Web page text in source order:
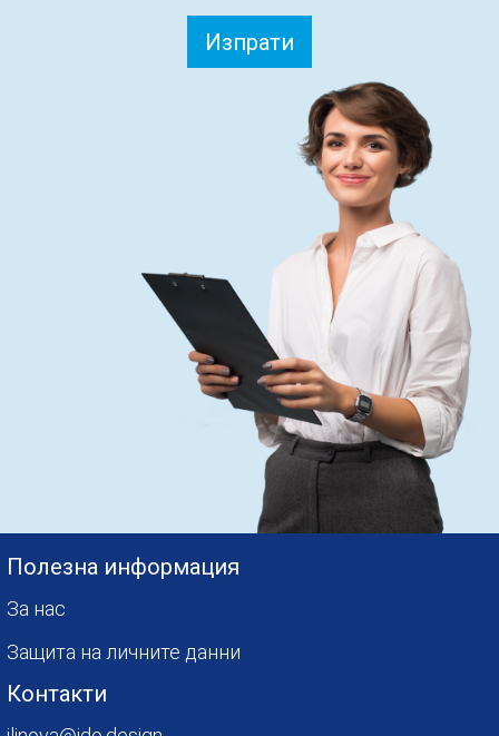
Изпрати
Полезна информация
За нас
Защита на личните данни
Контакти